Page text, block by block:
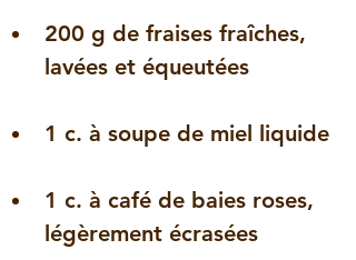
200 g de fraises fraîches,
lavées et équeutées
1 c. à soupe de miel liquide
1 c. à café de baies roses,
légèrement écrasées